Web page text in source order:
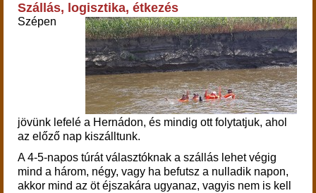
Szállás, logisztika, étkezés
Szépen
jövünk lefelé a Hernádon, és mindig ott folytatjuk, ahol
az előző nap kiszálltunk.
A 4-5-napos túrát választóknak a szállás lehet végig
mind a három, négy, vagy ha befutsz a nulladik napon,
akkor mind az öt éjszakára ugyanaz, vagyis nem is kell